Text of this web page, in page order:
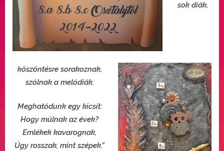
sok diák,
köszöntésre sorakoznak,
szólnak a melódiák.
Meghatódunk egy kicsit:
Hogy múlnak az évek?
Emlékek kavarognak,
Úgy rosszak, mint szépek.”